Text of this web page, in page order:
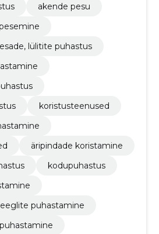
akende pesu
lülitite puhastus
koristusteenused
äripindade koristamine
kodupuhastus
puhastamine